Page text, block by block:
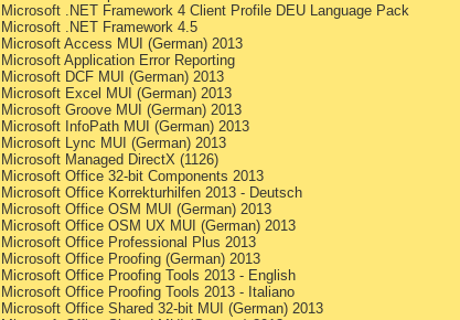
Microsoft .NET Framework 4 Client Profile DEU Language Pack
Microsoft .NET Framework 4.5
Microsoft Access MUI (German) 2013
Microsoft Application Error Reporting
Microsoft DCF MUI (German) 2013
Microsoft Excel MUI (German) 2013
Microsoft Groove MUI (German) 2013
Microsoft InfoPath MUI (German) 2013
Microsoft Lync MUI (German) 2013
Microsoft Managed DirectX (1126)
Microsoft Office 32-bit Components 2013
Microsoft Office Korrekturhilfen 2013 - Deutsch
Microsoft Office OSM MUI (German) 2013
Microsoft Office OSM UX MUI (German) 2013
Microsoft Office Professional Plus 2013
Microsoft Office Proofing (German) 2013
Microsoft Office Proofing Tools 2013 - English
Microsoft Office Proofing Tools 2013 - Italiano
Microsoft Office Shared 32-bit MUI (German) 2013